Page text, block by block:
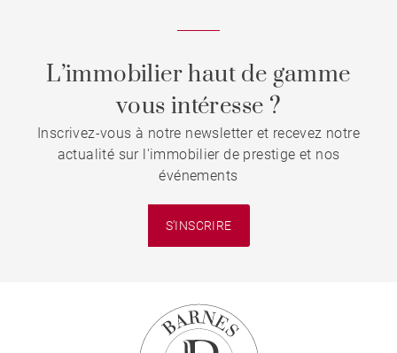
L’immobilier haut de gamme
vous intéresse ?
Inscrivez-vous à notre newsletter et recevez notre
actualité sur l'immobilier de prestige et nos
événements
S'INSCRIRE